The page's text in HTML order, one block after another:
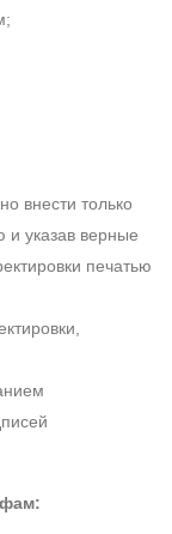
внести только
и указав верные
печатью